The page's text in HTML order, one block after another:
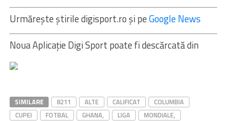
Urmărește știrile digisport.ro și peGoogle News
Noua Aplicaţie Digi Sport poate fi descărcată din
SIMILARE 8211 ALTE CALIFICAT
COLUMBIA
CUPEI
FOTBAL GHANA, LIGA
MONDIALE,